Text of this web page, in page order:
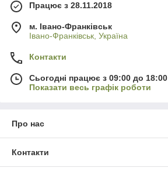
Працює з 28.11.2018
м. Івано-Франківськ
Івано-Франківськ, Україна
Контакти
Сьогодні працює з 09:00 до 18:00
Показати весь графік роботи
Про нас
Контакти